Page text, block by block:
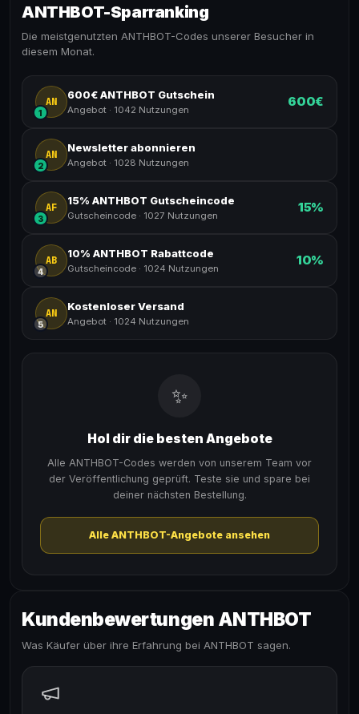
ANTHBOT-Sparranking
Die meistgenutzten ANTHBOT-Codes unserer Besucher in
diesem Monat.
AN
1
600€ ANTHBOT Gutschein
Angebot · 1042 Nutzungen
600€
AN
2
Newsletter abonnieren
Angebot · 1028 Nutzungen
AF
3
15% ANTHBOT Gutscheincode
Gutscheincode · 1027 Nutzungen
15%
AB
4
10% ANTHBOT Rabattcode
Gutscheincode · 1024 Nutzungen
10%
AN
5
Kostenloser Versand
Angebot · 1024 Nutzungen
✨
Hol dir die besten Angebote
Alle ANTHBOT-Codes werden von unserem Team vor
der Veröffentlichung geprüft. Teste sie und spare bei
deiner nächsten Bestellung.
Alle ANTHBOT-Angebote ansehen
Kundenbewertungen ANTHBOT
Was Käufer über ihre Erfahrung bei ANTHBOT sagen.